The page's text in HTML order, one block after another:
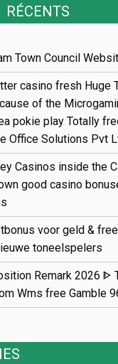
RÉCENTS
Town Council
casino fresh Huge
of the
pokie play Totally
Office Solutions Pvt
Casinos inside the
good casino
voor geld &
toneelspelers
Remark 2026 ᐈ
Wms free Gamble